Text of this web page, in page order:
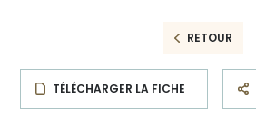
RETOUR
TÉLÉCHARGER LA FICHE